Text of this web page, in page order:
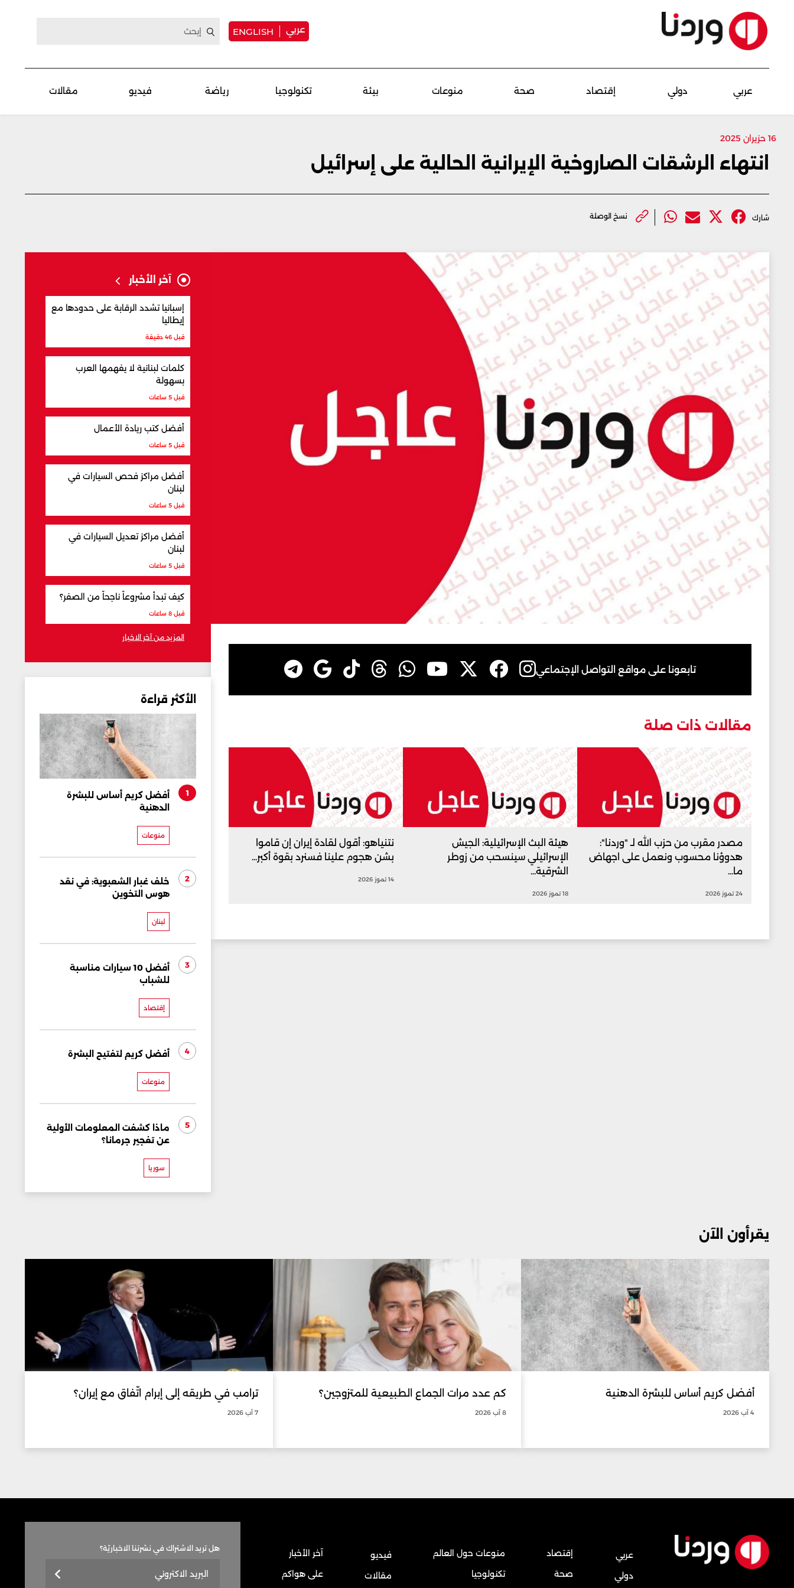
عربي ENGLISH
عربي دولي إقتصاد صحة منوعات بيئة تكنولوجيا رياضة فيديو مقالات
16 حزيران 2025
انتهاء الرشقات الصاروخية الإيرانية الحالية على إسرائيل
شارك نسخ الوصلة
تابعونا على مواقع التواصل الإجتماعي
مقالات ذات صلة
مصدر مقرب من حزب الله لـ "وردنا":
هدوؤنا محسوب ونعمل على اجهاض
ما...
24 تموز 2026
هيئة البث الإسرائيلية: الجيش
الإسرائيلي سينسحب من زوطر
الشرقية...
18 تموز 2026
نتنياهو: أقول لقادة إيران إن قاموا
بشن هجوم علينا فسنرد بقوة أكبر...
14 تموز 2026
آخر الأخبار
إسبانيا تشدد الرقابة على حدودها مع
إيطاليا
قبل 46 دقيقة
كلمات لبنانية لا يفهمها العرب
بسهولة
قبل 5 ساعات
أفضل كتب ريادة الأعمال
قبل 5 ساعات
أفضل مراكز فحص السيارات في
لبنان
قبل 5 ساعات
أفضل مراكز تعديل السيارات في
لبنان
قبل 5 ساعات
كيف تبدأ مشروعاً ناجحاً من الصفر؟
قبل 8 ساعات
المزيد من آخر الاخبار
الأكثر قراءة
1
أفضل كريم أساس للبشرة
الدهنية
منوعات
2
خلف غبار الشعبوية: في نقد
هوس التخوين
لبنان
3
أفضل 10 سيارات مناسبة
للشباب
إقتصاد
4 أفضل كريم لتفتيح البشرة
منوعات
5
ماذا كشفت المعلومات الأولية
عن تفجير جرمانا؟
سوريا
يقرأون الآن
أفضل كريم أساس للبشرة الدهنية
4 آب 2026
كم عدد مرات الجماع الطبيعية للمتزوجين؟
8 آب 2026
ترامب في طريقه إلى إبرام اتّفاق مع إيران؟
7 آب 2026
عربي
دولي
إقتصاد
صحة
منوعات حول العالم
تكنولوجيا
فيديو
مقالات
آخر الأخبار
على هواكم
هل تريد الاشتراك في نشرتنا الاخباريّة؟